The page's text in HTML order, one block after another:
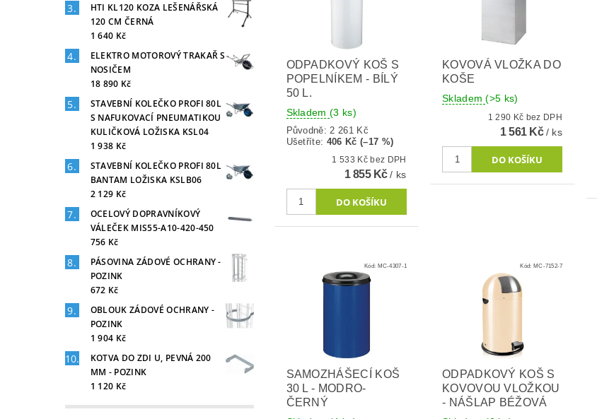
HTI KL120 KOZA LEŠENÁŘSKÁ
120 CM ČERNÁ
1 640 Kč
ELEKTRO MOTOROVÝ TRAKAŘ S
NOSIČEM
18 890 Kč
STAVEBNÍ KOLEČKO PROFI 80L
S NAFUKOVACÍ PNEUMATIKOU
KULIČKOVÁ LOŽISKA KSL04
1 938 Kč
STAVEBNÍ KOLEČKO PROFI 80L
BANTAM LOŽISKA KSLB06
2 129 Kč
OCELOVÝ DOPRAVNÍKOVÝ
VÁLEČEK MIS55-A10-420-450
756 Kč
PÁSOVINA ZÁDOVÉ OCHRANY -
POZINK
672 Kč
OBLOUK ZÁDOVÉ OCHRANY -
POZINK
1 904 Kč
KOTVA DO ZDI U, PEVNÁ 200
MM - POZINK
1 120 Kč
ODPADKOVÝ KOŠ S
POPELNÍKEM - BÍLÝ
50 L.
Skladem(3 ks)
Původně: 2 261 Kč
Ušetříte: 406 Kč (–17 %)
1 533 Kč bez DPH
1 855 Kč/ ks
KOVOVÁ VLOŽKA DO
KOŠE
Skladem(>5 ks)
1 290 Kč bez DPH
1 561 Kč/ ks
Kód: MC-4307-1
SAMOZHÁŠECÍ KOŠ
30 L - MODRO-
ČERNÝ
Kód: MC-7152-7
ODPADKOVÝ KOŠ S
KOVOVOU VLOŽKOU
- NÁŠLAP BÉŽOVÁ